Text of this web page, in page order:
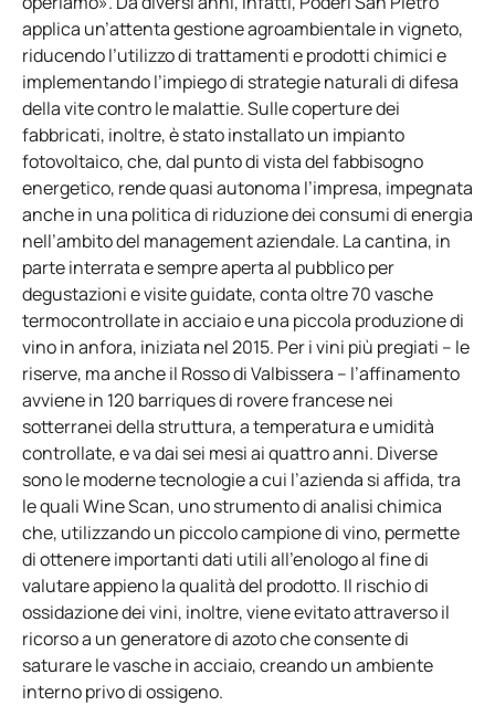
applica un’attenta gestione agroambientale in vigneto,
riducendo l’utilizzo di trattamenti e prodotti chimici e
implementando l’impiego di strategie naturali di difesa
della vite contro le malattie. Sulle coperture dei
fabbricati, inoltre, è stato installato un impianto
fotovoltaico, che, dal punto di vista del fabbisogno
energetico, rende quasi autonoma l’impresa, impegnata
anche in una politica di riduzione dei consumi di energia
nell’ambito del management aziendale. La cantina, in
parte interrata e sempre aperta al pubblico per
degustazioni e visite guidate, conta oltre 70 vasche
termocontrollate in acciaio e una piccola produzione di
vino in anfora, iniziata nel 2015. Per i vini più pregiati – le
riserve, ma anche il Rosso di Valbissera – l’affinamento
avviene in 120 barriques di rovere francese nei
sotterranei della struttura, a temperatura e umidità
controllate, e va dai sei mesi ai quattro anni. Diverse
sono le moderne tecnologie a cui l’azienda si affida, tra
le quali Wine Scan, uno strumento di analisi chimica
che, utilizzando un piccolo campione di vino, permette
di ottenere importanti dati utili all’enologo al fine di
valutare appieno la qualità del prodotto. Il rischio di
ossidazione dei vini, inoltre, viene evitato attraverso il
ricorso a un generatore di azoto che consente di
saturare le vasche in acciaio, creando un ambiente
interno privo di ossigeno.